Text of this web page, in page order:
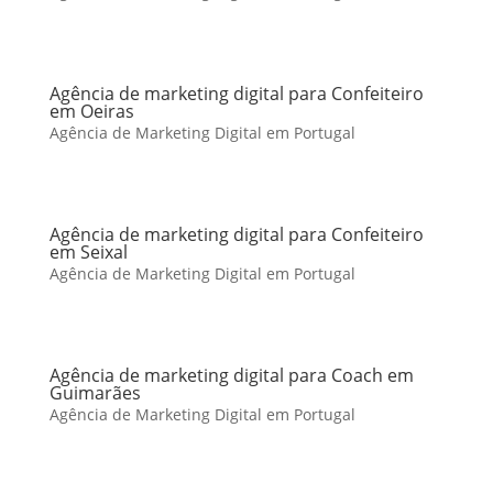
Agência de marketing digital para Confeiteiro
em Oeiras
Agência de Marketing Digital em Portugal
Agência de marketing digital para Confeiteiro
em Seixal
Agência de Marketing Digital em Portugal
Agência de marketing digital para Coach em
Guimarães
Agência de Marketing Digital em Portugal